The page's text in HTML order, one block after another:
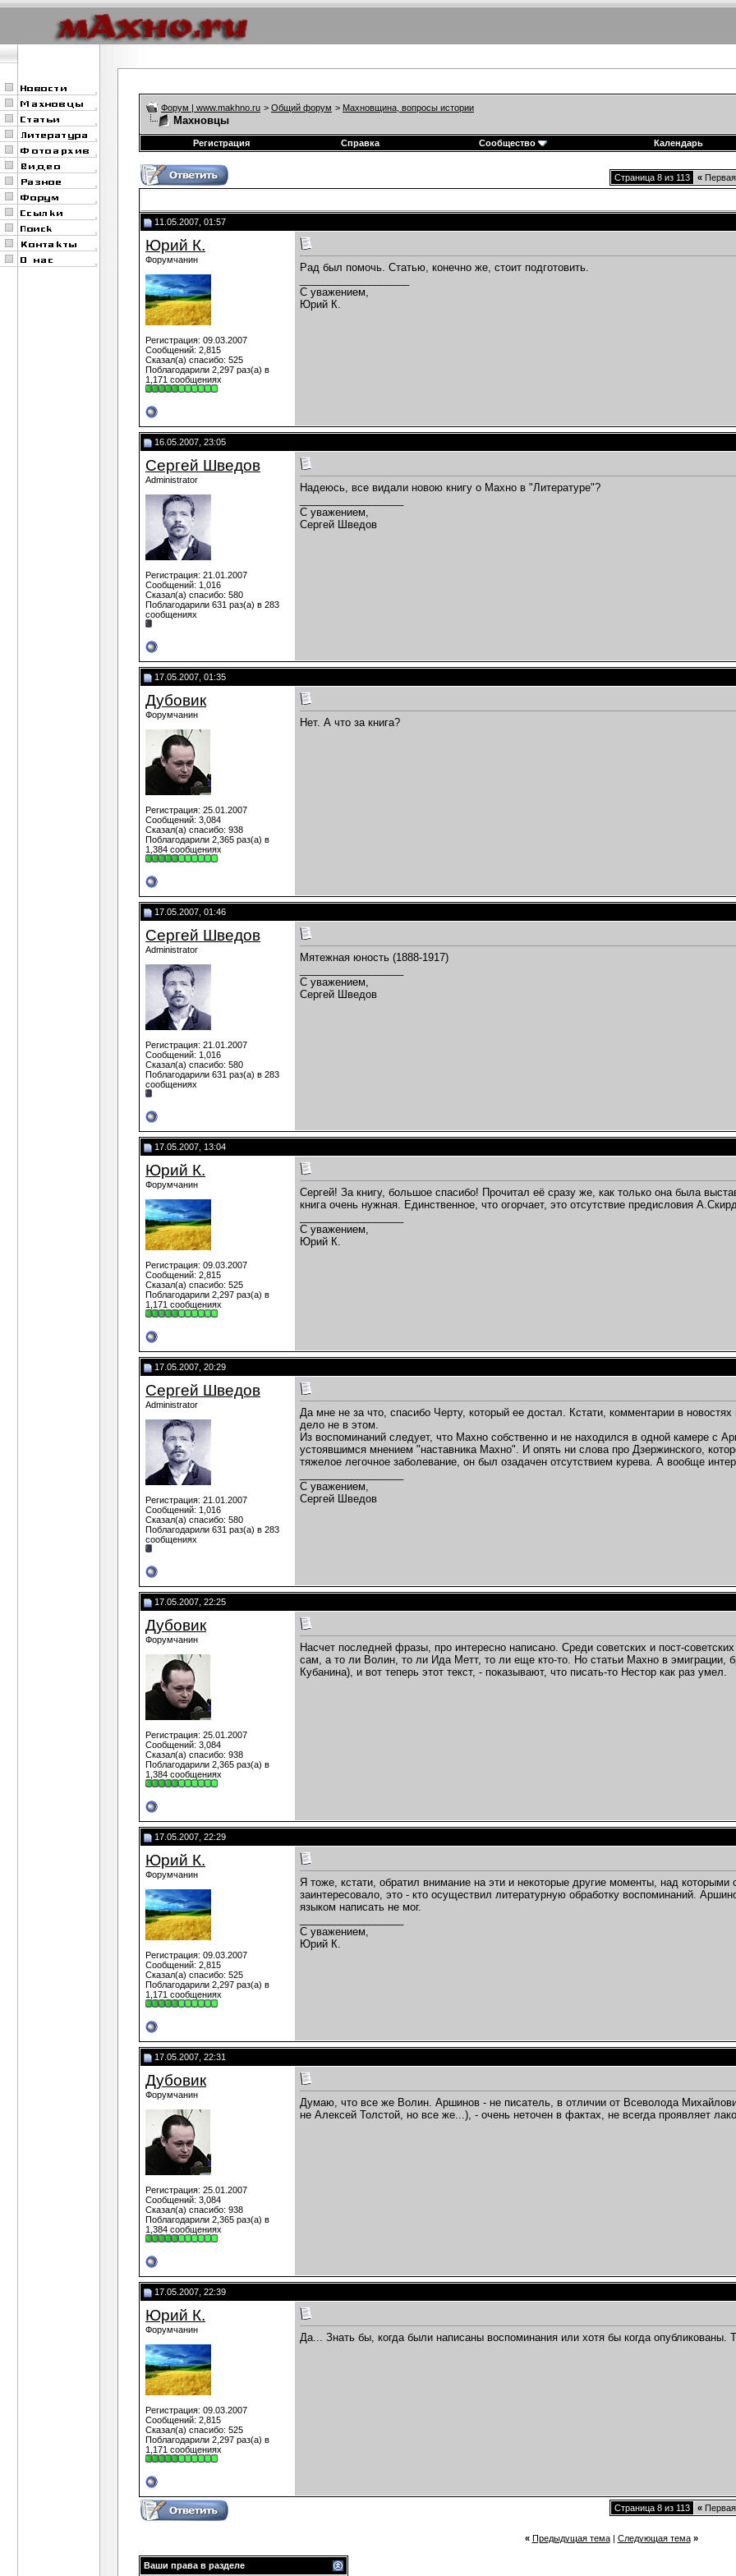
Форум | www.makhno.ru > Общий форум > Махновщина, вопросы истории
Махновцы
Регистрация Справка Сообщество Календарь
Страница 8 из 113 « Первая
11.05.2007, 01:57
Юрий К.
Форумчанин
Регистрация: 09.03.2007
Сообщений: 2,815
Сказал(а) спасибо: 525
Поблагодарили 2,297 раз(а) в
1,171 сообщениях
Рад был помочь. Статью, конечно же, стоит подготовить.
С уважением,
Юрий К.
16.05.2007, 23:05
Сергей Шведов
Administrator
Регистрация: 21.01.2007
Сообщений: 1,016
Сказал(а) спасибо: 580
Поблагодарили 631 раз(а) в 283
сообщениях
Надеюсь, все видали новою книгу о Махно в "Литературе"?
C уважением,
Сергей Шведов
17.05.2007, 01:35
Дубовик
Форумчанин
Регистрация: 25.01.2007
Сообщений: 3,084
Сказал(а) спасибо: 938
Поблагодарили 2,365 раз(а) в
1,384 сообщениях
Нет. А что за книга?
17.05.2007, 01:46
Сергей Шведов
Administrator
Регистрация: 21.01.2007
Сообщений: 1,016
Сказал(а) спасибо: 580
Поблагодарили 631 раз(а) в 283
сообщениях
Мятежная юность (1888-1917)
C уважением,
Сергей Шведов
17.05.2007, 13:04
Юрий К.
Форумчанин
Регистрация: 09.03.2007
Сообщений: 2,815
Сказал(а) спасибо: 525
Поблагодарили 2,297 раз(а) в
1,171 сообщениях
Сергей! За книгу, большое спасибо! Прочитал её сразу же, как только она была
книга очень нужная. Единственное, что огорчает, это отсутствие предисловия
С уважением,
Юрий К.
17.05.2007, 20:29
Сергей Шведов
Administrator
Регистрация: 21.01.2007
Сообщений: 1,016
Сказал(а) спасибо: 580
Поблагодарили 631 раз(а) в 283
сообщениях
Да мне не за что, спасибо Черту, который ее достал. Кстати, комментарии в
дело не в этом.
Из воспоминаний следует, что Махно собственно и не находился в одной камере с
устоявшимся мнением "наставника Махно". И опять ни слова про Дзержинского,
тяжелое легочное заболевание, он был озадачен отсутствием курева. А вообще
C уважением,
Сергей Шведов
17.05.2007, 22:25
Дубовик
Форумчанин
Регистрация: 25.01.2007
Сообщений: 3,084
Сказал(а) спасибо: 938
Поблагодарили 2,365 раз(а) в
1,384 сообщениях
Насчет последней фразы, про интересно написано. Среди советских и пост-
сам, а то ли Волин, то ли Ида Метт, то ли еще кто-то. Но статьи Махно в эмиграции,
Кубанина), и вот теперь этот текст, - показывают, что писать-то Нестор как раз умел.
17.05.2007, 22:29
Юрий К.
Форумчанин
Регистрация: 09.03.2007
Сообщений: 2,815
Сказал(а) спасибо: 525
Поблагодарили 2,297 раз(а) в
1,171 сообщениях
Я тоже, кстати, обратил внимание на эти и некоторые другие моменты, над
заинтересовало, это - кто осуществил литературную обработку воспоминаний.
языком написать не мог.
С уважением,
Юрий К.
17.05.2007, 22:31
Дубовик
Форумчанин
Регистрация: 25.01.2007
Сообщений: 3,084
Сказал(а) спасибо: 938
Поблагодарили 2,365 раз(а) в
1,384 сообщениях
Думаю, что все же Волин. Аршинов - не писатель, в отличии от Всеволода
не Алексей Толстой, но все же...), - очень неточен в фактах, не всегда проявляет
17.05.2007, 22:39
Юрий К.
Форумчанин
Регистрация: 09.03.2007
Сообщений: 2,815
Сказал(а) спасибо: 525
Поблагодарили 2,297 раз(а) в
1,171 сообщениях
Да... Знать бы, когда были написаны воспоминания или хотя бы когда
Страница 8 из 113 « Первая
« Предыдущая тема| Следующая тема »
Ваши права в разделе